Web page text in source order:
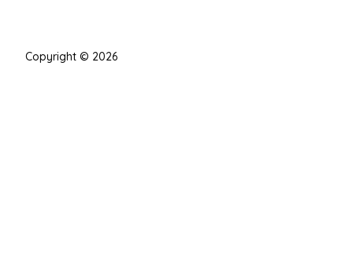
Copyright © 2026